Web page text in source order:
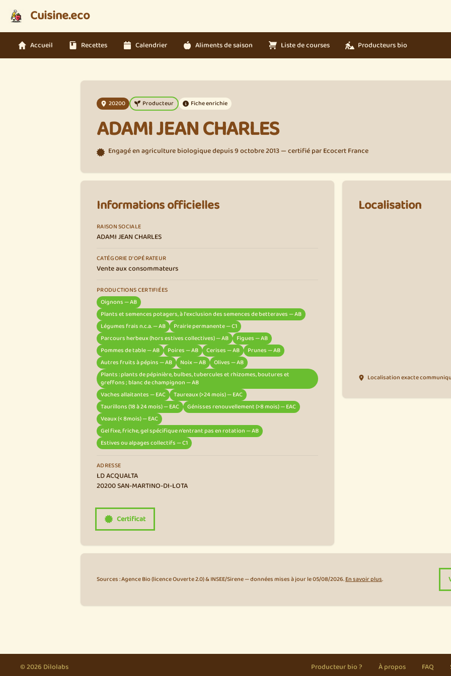
Cuisine.eco
Accueil Recettes Calendrier Aliments de saison Liste de courses Producteurs bio
20200 Producteur Fiche enrichie
ADAMI JEAN CHARLES
Engagé en agriculture biologique depuis 9 octobre 2013 — certifié par Ecocert France
Informations officielles
RAISON SOCIALE
ADAMI JEAN CHARLES
CATÉGORIE D'OPÉRATEUR
Vente aux consommateurs
PRODUCTIONS CERTIFIÉES
Oignons — AB
Plants et semences potagers, à l'exclusion des semences de betteraves — AB
Légumes frais n.c.a. — AB
Prairie permanente — C1
Parcours herbeux (hors estives collectives) — AB
Figues — AB
Pommes de table — AB
Poires — AB Cerises — AB
Prunes — AB
Autres fruits à pépins — AB
Noix — AB
Olives — AB
Plants : plants de pépinière, bulbes, tubercules et rhizomes, boutures et
greffons ; blanc de champignon — AB
Vaches allaitantes — EAC
Taureaux (>24 mois) — EAC
Taurillons (18 à 24 mois) — EAC
Génisses renouvellement (>8 mois) — EAC
Veaux (< 8mois) — EAC
Gel fixe, friche, gel spécifique n’entrant pas en rotation — AB
Estives ou alpages collectifs — C1
ADRESSE
LD ACQUALTA
20200 SAN-MARTINO-DI-LOTA
Certificat
Localisation
Localisation exacte
Sources : Agence Bio (licence Ouverte 2.0) & INSEE/Sirene — données mises à jour le 05/08/2026.En savoir plus.
© 2026 Dilolabs Producteur bio ? À propos FAQ